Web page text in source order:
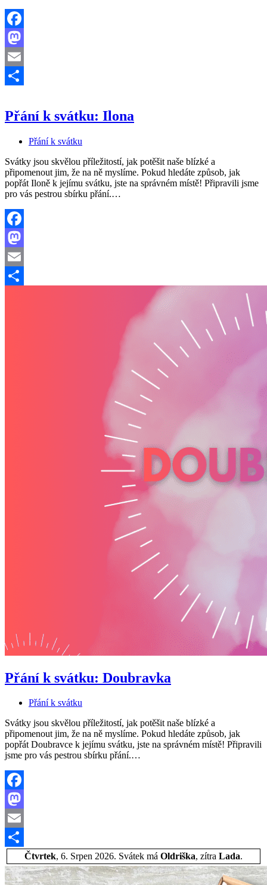
Facebook
Mastodon
Email
Přání k svátku: Ilona
Přání k svátku
Svátky jsou skvělou příležitostí, jak potěšit naše blízké a
připomenout jim, že na ně myslíme. Pokud hledáte způsob, jak
popřát Iloně k jejímu svátku, jste na správném místě! Připravili jsme
pro vás pestrou sbírku přání.…
Facebook
Mastodon
Email
Přání k svátku: Doubravka
Přání k svátku
Svátky jsou skvělou příležitostí, jak potěšit naše blízké a
připomenout jim, že na ně myslíme. Pokud hledáte způsob, jak
popřát Doubravce k jejímu svátku, jste na správném místě! Připravili
jsme pro vás pestrou sbírku přání.…
Facebook
Mastodon
Email
ShareČtvrtek, 6. Srpen 2026. Svátek má Oldriška, zítra Lada.